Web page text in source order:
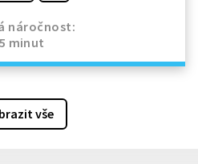
náročnost:
minut
vše